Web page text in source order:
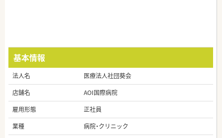
基本情報
法人名
医療法人社団葵会
店舗名
AOI国際病院
雇用形態
正社員
業種
病院・クリニック